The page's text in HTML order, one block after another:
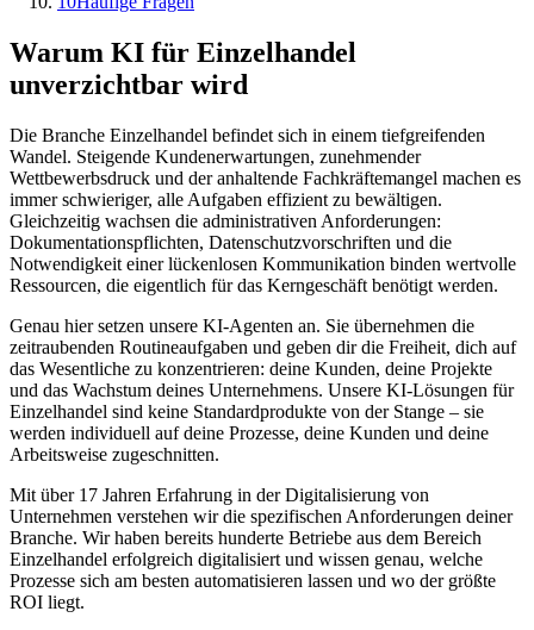
Warum KI für Einzelhandel
unverzichtbar wird
Die Branche Einzelhandel befindet sich in einem tiefgreifenden
Wandel. Steigende Kundenerwartungen, zunehmender
Wettbewerbsdruck und der anhaltende Fachkräftemangel machen es
immer schwieriger, alle Aufgaben effizient zu bewältigen.
Gleichzeitig wachsen die administrativen Anforderungen:
Dokumentationspflichten, Datenschutzvorschriften und die
Notwendigkeit einer lückenlosen Kommunikation binden wertvolle
Ressourcen, die eigentlich für das Kerngeschäft benötigt werden.
Genau hier setzen unsere KI-Agenten an. Sie übernehmen die
zeitraubenden Routineaufgaben und geben dir die Freiheit, dich auf
das Wesentliche zu konzentrieren: deine Kunden, deine Projekte
und das Wachstum deines Unternehmens. Unsere KI-Lösungen für
Einzelhandel sind keine Standardprodukte von der Stange – sie
werden individuell auf deine Prozesse, deine Kunden und deine
Arbeitsweise zugeschnitten.
Mit über 17 Jahren Erfahrung in der Digitalisierung von
Unternehmen verstehen wir die spezifischen Anforderungen deiner
Branche. Wir haben bereits hunderte Betriebe aus dem Bereich
Einzelhandel erfolgreich digitalisiert und wissen genau, welche
Prozesse sich am besten automatisieren lassen und wo der größte
ROI liegt.